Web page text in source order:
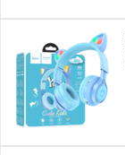
pribor
materijal
i oprema